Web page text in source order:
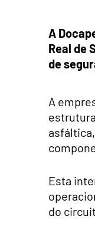
A
Real de
de
A
Esta
do